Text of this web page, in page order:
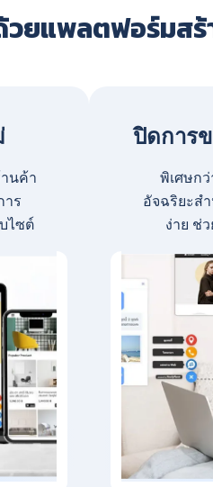
ยแพลตฟอร์มสร้
านค้า
าร
ไซต์
ปิดการ
พิเศษกว่
อัจฉริยะส
ง่าย ช่